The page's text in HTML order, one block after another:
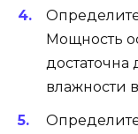
Мощность
влажности